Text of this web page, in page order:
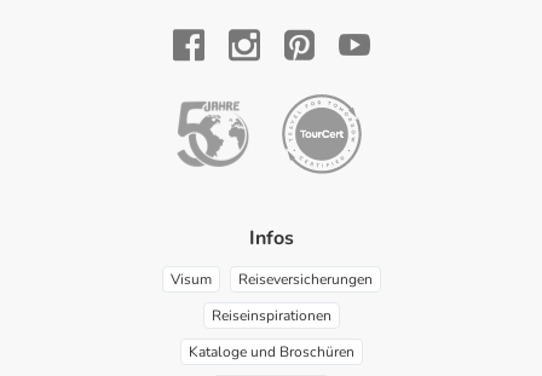
Infos
Visum
Reiseversicherungen
Reiseinspirationen
Kataloge und Broschüren